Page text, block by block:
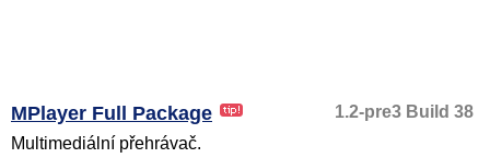
MPlayer Full Package
1.2-pre3 Build 38
Multimediální přehrávač.